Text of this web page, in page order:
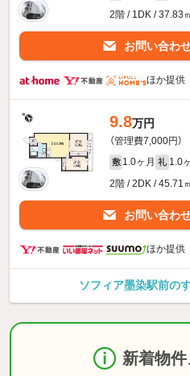
2階 / 1DK / 37.83
お問い合わ
ほか提供
9.8万円
（管理費7,000円）
敷 1.0ヶ月 礼 1.0
2階 / 2DK / 45.71
お問い合わ
ほか提供
ソフィア墨染駅前の
新着物